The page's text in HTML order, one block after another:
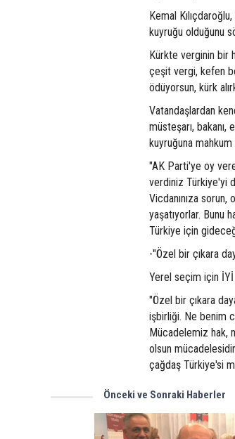
Kemal
kuyruğu olduğunu
Kürkte verginin bir
çeşit vergi, kefen
ödüyorsun, kürk
Vatandaşlardan
müsteşarı, bakanı,
kuyruğuna
"AK Parti'ye oy
verdiniz Türkiye'yi
Vicdanınıza
yaşatıyorlar. Bunu
Türkiye için
-"Özel bir çıkara
Yerel seçim için İYİ
"Özel bir çıkara
işbirliği. Ne benim
Mücadelemiz hak,
olsun
çağdaş Türkiye'si
Önceki ve Sonraki Haberler